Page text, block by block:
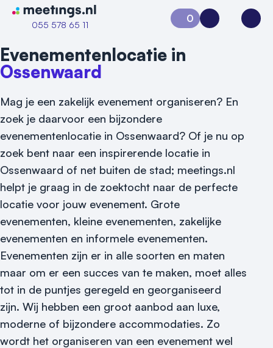
Naar home van Meetings
055 578 65 11
Vraag locatie aan
Locatiegids
Meld locatie aan
Nieuws
Reviews (5⭐️)
Contact
0
Aanvraag 0Inloggen
Evenementenlocatie in
Ossenwaard
Mag je een zakelijk evenement organiseren? En
zoek je daarvoor een bijzondere
evenementenlocatie in Ossenwaard? Of je nu op
zoek bent naar een inspirerende locatie in
Ossenwaard of net buiten de stad; meetings.nl
helpt je graag in de zoektocht naar de perfecte
locatie voor jouw evenement. Grote
evenementen, kleine evenementen, zakelijke
evenementen en informele evenementen.
Evenementen zijn er in alle soorten en maten
maar om er een succes van te maken, moet alles
tot in de puntjes geregeld en georganiseerd
zijn. Wij hebben een groot aanbod aan luxe,
moderne of bijzondere accommodaties. Zo
wordt het organiseren van een evenement wel